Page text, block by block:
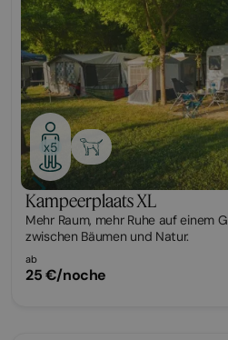
x5
Kampeerplaats XL
Mehr Raum, mehr Ruhe auf einem
zwischen Bäumen und Natur.
ab
25 €/noche